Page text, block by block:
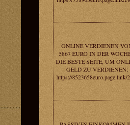
ONLINE VERDIENEN
5867 EURO IN DER
DIE BESTE SEITE, UM
GELD ZU VERDIENEN:
https://8523658euro.page.link/